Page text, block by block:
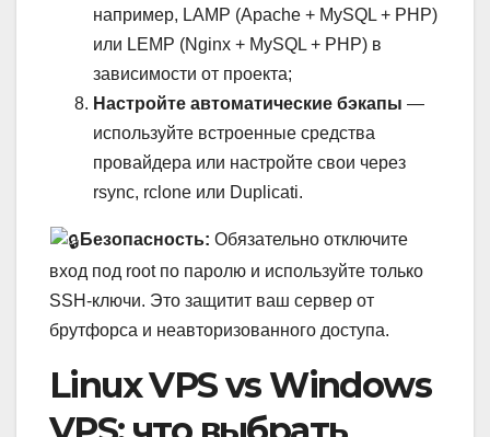
например, LAMP (Apache + MySQL + PHP)
или LEMP (Nginx + MySQL + PHP) в
зависимости от проекта;
Настройте автоматические бэкапы —
используйте встроенные средства
провайдера или настройте свои через
rsync, rclone или Duplicati.
Безопасность: Обязательно отключите
вход под root по паролю и используйте только
SSH-ключи. Это защитит ваш сервер от
брутфорса и неавторизованного доступа.
Linux VPS vs Windows